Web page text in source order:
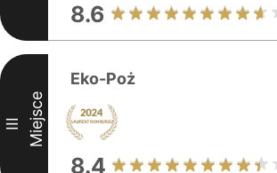
8.6
III Miejsce
Eko-Poż
8.4